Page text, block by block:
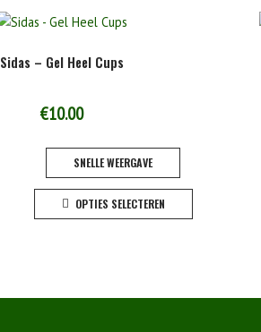
Sidas – Gel Heel Cups
€10.00
SNELLE WEERGAVE
OPTIES SELECTEREN